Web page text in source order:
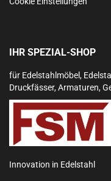
IHR SPEZIAL-SHOP
für Edelstahlmöbel,
Druckfässer, Armaturen,
Innovation in Edelstahl